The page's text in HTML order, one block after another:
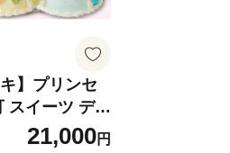
】プリンセ
スイーツ デザ
県 小牧市 送
21,000円